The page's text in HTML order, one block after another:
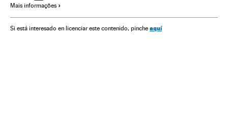
Relações gênero
América Latina Delitos Televisão Preconceitos
Mais informações
Si está interesado en licenciar este contenido, pinche aquí